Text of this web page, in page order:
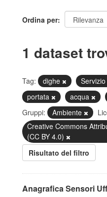
Ordina per
1 dataset
Tag: dighe
portata
acqua
Gruppi:
Ambiente
Creative Commons
(CC BY 4.0)
Risultato del filtro
Anagrafica Sensori